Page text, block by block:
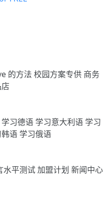
的方法 校园方案专供 商务
学习德语 学习意大利语 学习
语 学习俄语
水平测试加盟计划 新闻中心